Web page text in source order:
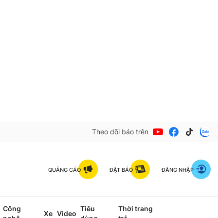
Theo dõi báo trên
QUẢNG CÁO ĐẶT BÁO ĐĂNG NHẬP
Công
Xe Video
Tiêu
Thời trang